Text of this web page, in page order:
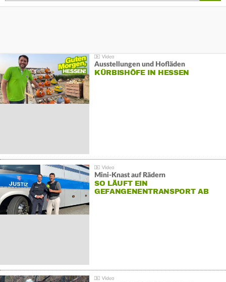
Ausstellungen und Hofläden
KÜRBISHÖFE IN HESSEN
Mini-Knast auf Rädern
SO LÄUFT EIN
GEFANGENENTRANSPORT AB